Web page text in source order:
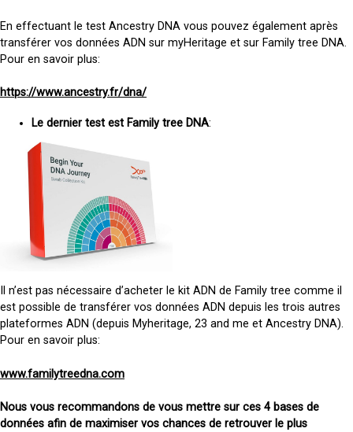
En effectuant le test Ancestry DNA vous pouvez également après
transférer vos données ADN sur myHeritage et sur Family tree DNA.
Pour en savoir plus:
https://www.ancestry.fr/dna/
Le dernier test est Family tree DNA:
Il n’est pas nécessaire d’acheter le kit ADN de Family tree comme il
est possible de transférer vos données ADN depuis les trois autres
plateformes ADN (depuis Myheritage, 23 and me et Ancestry DNA).
Pour en savoir plus:
www.familytreedna.com
Nous vous recommandons de vous mettre sur ces 4 bases de
données afin de maximiser vos chances de retrouver le plus